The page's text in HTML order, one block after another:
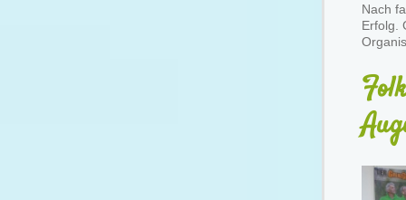
Nach
Erfolg.